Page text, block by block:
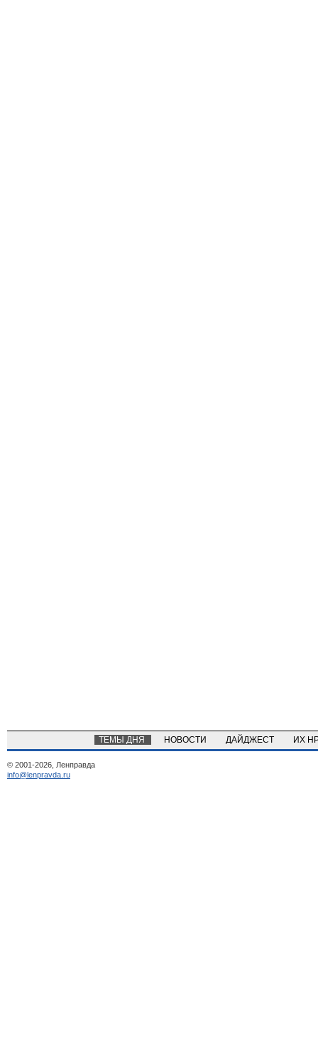
ТЕМЫ ДНЯ НОВОСТИ ДАЙДЖЕСТ ИХ
© 2001-2026, Ленправда
info@lenpravda.ru